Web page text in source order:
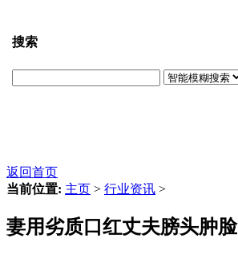
搜索
返回首页
当前位置: 主页 > 行业资讯 >
妻用劣质口红丈夫膀头肿脸